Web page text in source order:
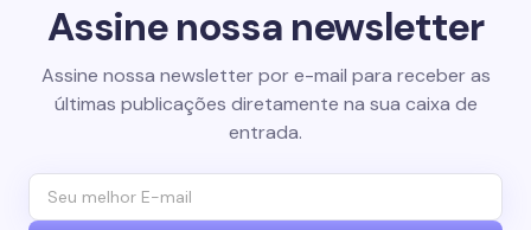
Assine nossa newsletter
Assine nossa newsletter por e-mail para receber as
últimas publicações diretamente na sua caixa de
entrada.